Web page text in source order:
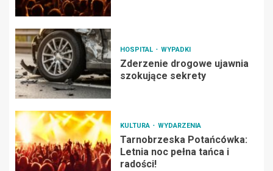
HOSPITAL WYPADKI
Zderzenie drogowe ujawnia
szokujące sekrety
KULTURA WYDARZENIA
Tarnobrzeska Potańcówka:
Letnia noc pełna tańca i
radości!